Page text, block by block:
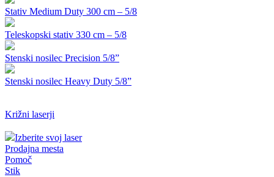
Stativ Medium Duty 300 cm – 5/8
Teleskopski stativ 330 cm – 5/8
Stenski nosilec Precision 5/8”
Stenski nosilec Heavy Duty 5/8”
Križni laserji
Izberite svoj laser
Prodajna mesta
Pomoč
Stik